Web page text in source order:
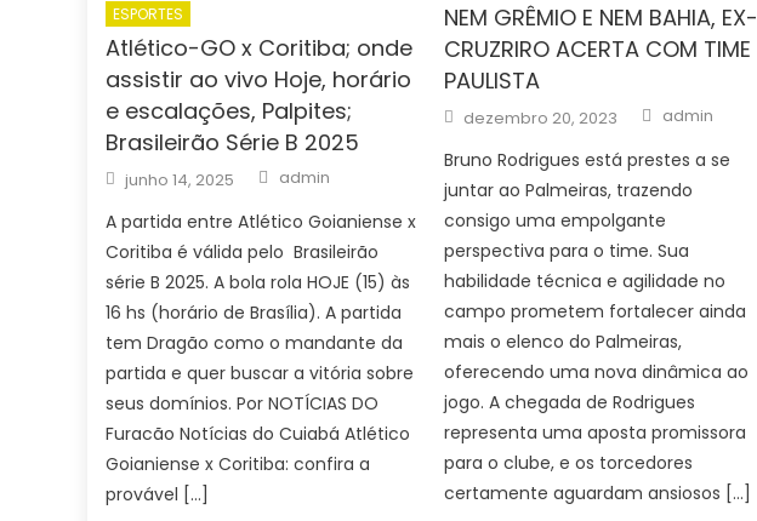
ESPORTES
Atlético-GO x Coritiba; onde
assistir ao vivo Hoje, horário
e escalações, Palpites;
Brasileirão Série B 2025
Posted
on
junho 14, 2025 Author
admin
A partida entre Atlético Goianiense x
Coritiba é válida pelo Brasileirão
série B 2025. A bola rola HOJE (15) às
16 hs (horário de Brasília). A partida
tem Dragão como o mandante da
partida e quer buscar a vitória sobre
seus domínios. Por NOTÍCIAS DO
Furacão Notícias do Cuiabá Atlético
Goianiense x Coritiba: confira a
provável […]
NEM GRÊMIO E NEM BAHIA, EX-
CRUZRIRO ACERTA COM TIME
PAULISTA
Posted
on
dezembro 20, 2023 Author
admin
Bruno Rodrigues está prestes a se
juntar ao Palmeiras, trazendo
consigo uma empolgante
perspectiva para o time. Sua
habilidade técnica e agilidade no
campo prometem fortalecer ainda
mais o elenco do Palmeiras,
oferecendo uma nova dinâmica ao
jogo. A chegada de Rodrigues
representa uma aposta promissora
para o clube, e os torcedores
certamente aguardam ansiosos […]